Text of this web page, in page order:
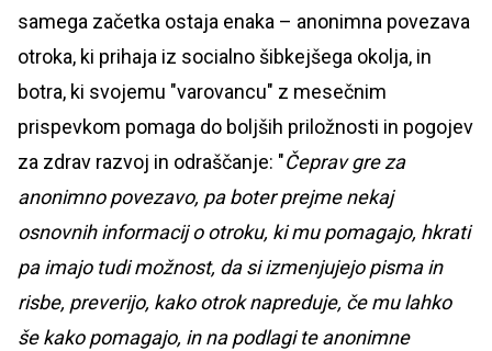
samega začetka ostaja enaka – anonimna povezava
otroka, ki prihaja iz socialno šibkejšega okolja, in
botra, ki svojemu "varovancu" z mesečnim
prispevkom pomaga do boljših priložnosti in pogojev
za zdrav razvoj in odraščanje: "Čeprav gre za
anonimno povezavo, pa boter prejme nekaj
osnovnih informacij o otroku, ki mu pomagajo, hkrati
pa imajo tudi možnost, da si izmenjujejo pisma in
risbe, preverijo, kako otrok napreduje, če mu lahko
še kako pomagajo, in na podlagi te anonimne